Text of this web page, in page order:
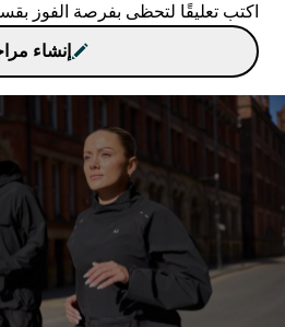
اكتب تعليقًا لتحظى بفرصة الفوز بقسيمة
إنشاء